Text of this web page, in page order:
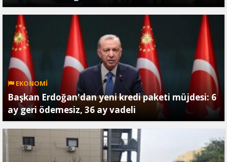
EKONOMİ
Başkan Erdoğan'dan yeni kredi paketi müjdesi: 6
ay geri ödemesiz, 36 ay vadeli